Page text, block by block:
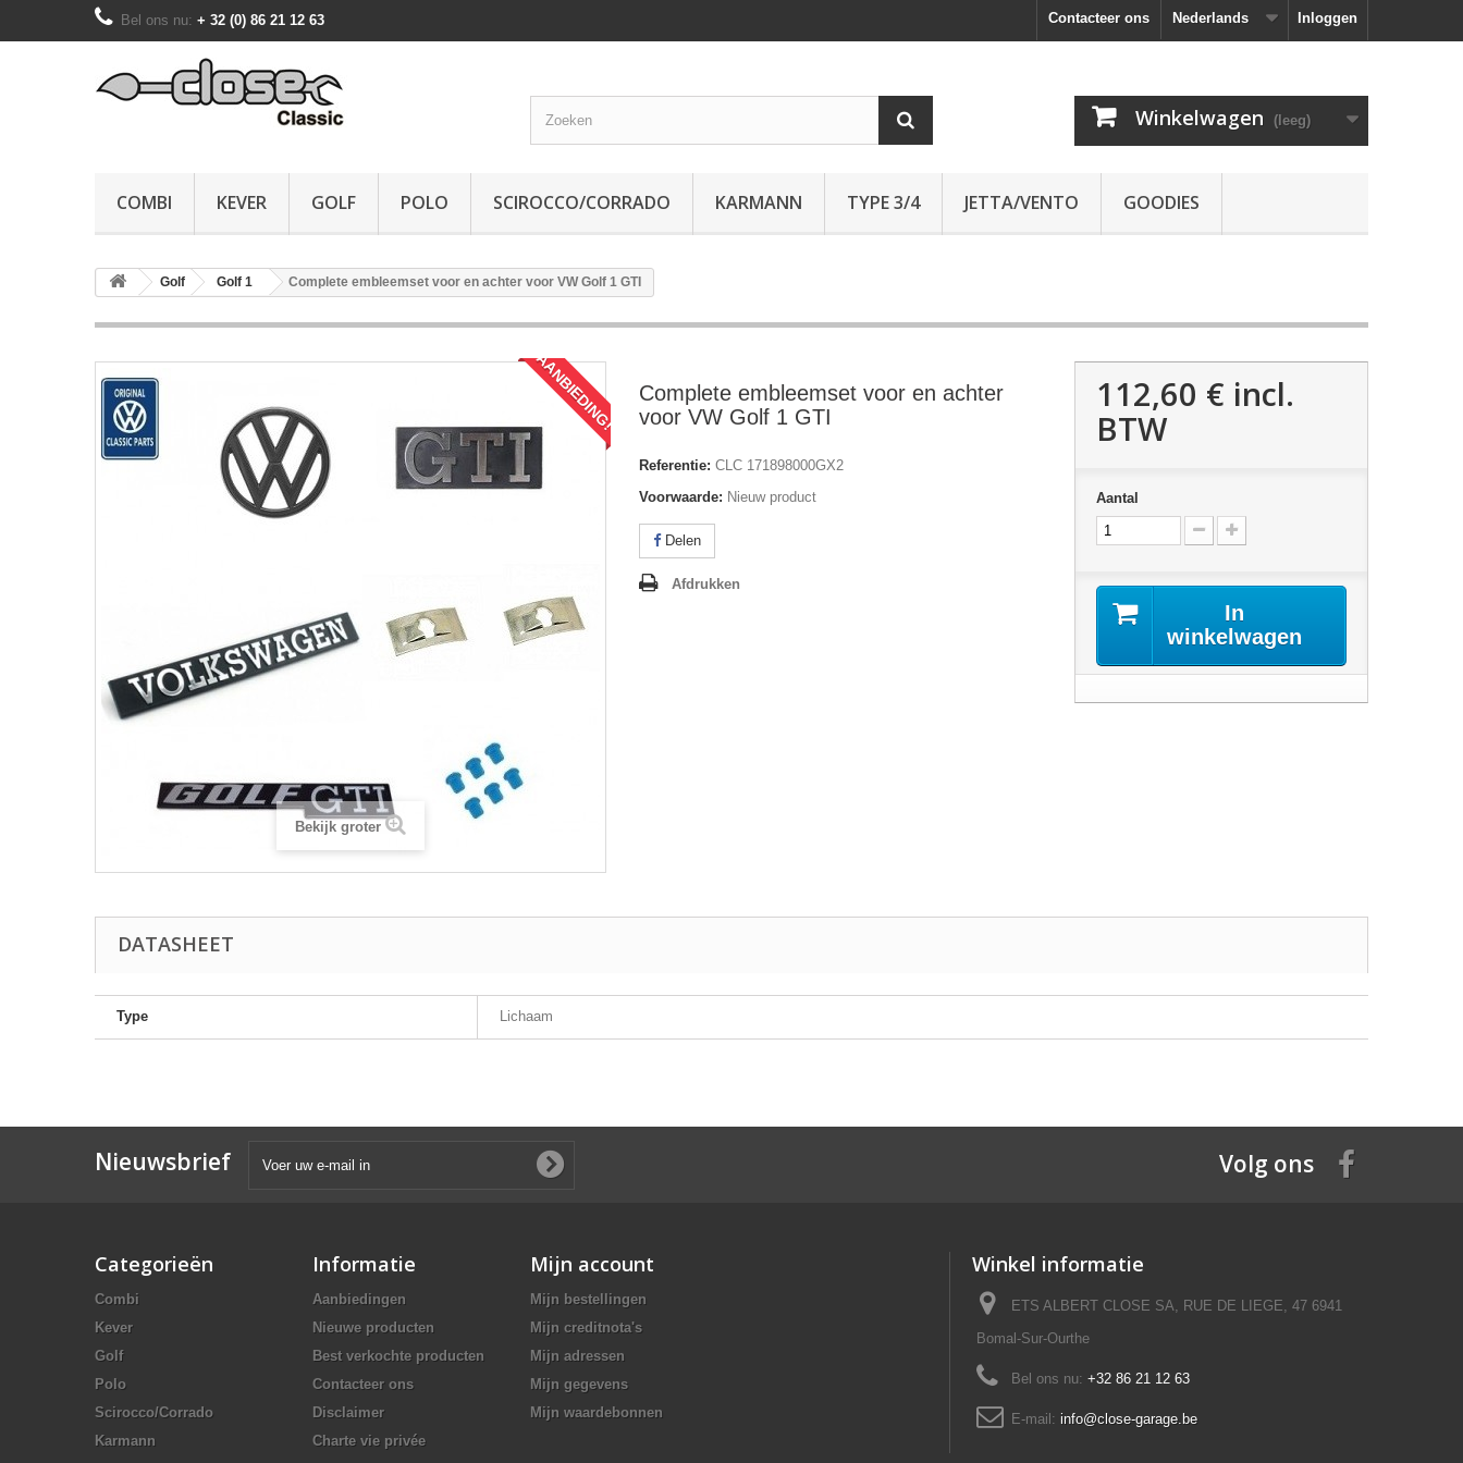
Inloggen
Nederlands
Contacteer ons
Bel ons nu: + 32 (0) 86 21 12 63
Winkelwagen (leeg)
COMBI KEVER GOLF POLO SCIROCCO/CORRADO KARMANN TYPE 3/4 JETTA/VENTO GOODIES
Golf Golf 1 Complete embleemset voor en achter voor VW Golf 1 GTI
AANBIEDING!
Bekijk groter
Complete embleemset voor en achter
voor VW Golf 1 GTI
Referentie: CLC 171898000GX2
Voorwaarde: Nieuw product
Delen
Afdrukken
112,60 € incl.
BTW
Aantal
In
winkelwagen
DATASHEET
Type Lichaam
Nieuwsbrief Volg ons
Categorieën
Combi
Kever
Golf
Polo
Scirocco/Corrado
Karmann
Informatie
Aanbiedingen
Nieuwe producten
Best verkochte producten
Contacteer ons
Disclaimer
Charte vie privée
Mijn account
Mijn bestellingen
Mijn creditnota's
Mijn adressen
Mijn gegevens
Mijn waardebonnen
Winkel informatie
ETS ALBERT CLOSE SA, RUE DE LIEGE, 47 6941
Bomal-Sur-Ourthe
Bel ons nu: +32 86 21 12 63
E-mail: info@close-garage.be